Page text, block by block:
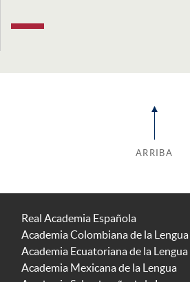
ARRIBA
Real Academia Española
Academia Colombiana de la Lengua
Academia Ecuatoriana de la Lengua
Academia Mexicana de la Lengua